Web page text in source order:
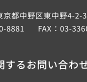
京都中野区東中野4-2-3
8881 FAX： 03-
するお問い合わ